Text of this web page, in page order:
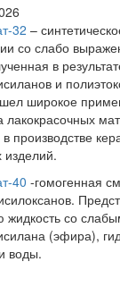
32 –
со слабо
в
и
широкое
лакокрасочных
производстве
изделий.
40 -гомогенная
жидкость со
(эфира),
воды.